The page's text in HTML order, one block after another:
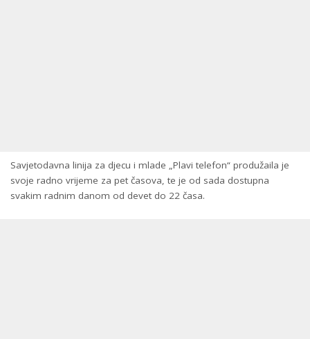
Savjetodavna linija za djecu i mlade „Plavi telefon“ produžaila je
svoje radno vrijeme za pet časova, te je od sada dostupna
svakim radnim danom od devet do 22 časa.